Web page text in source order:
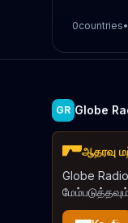
0countries•
GR Globe
ஆதரவு
Globe